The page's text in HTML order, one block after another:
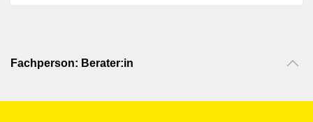
Fachperson: Berater:in